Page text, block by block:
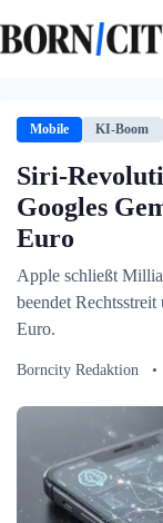
Inhalt
springen
Mobile KI-Boom
Siri-
Googles
Euro
Apple schließt
beendet
Euro.
Borncity Redaktion •